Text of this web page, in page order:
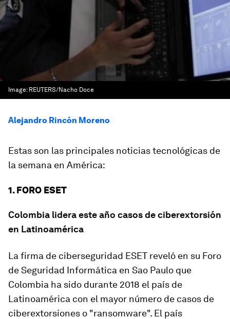
Image: REUTERS/Nacho Doce
Alejandro Rincón Moreno
Estas son las principales noticias tecnológicas de
la semana en América:
1. FORO ESET
Colombia lidera este año casos de ciberextorsión
en Latinoamérica
La firma de ciberseguridad ESET reveló en su Foro
de Seguridad Informática en Sao Paulo que
Colombia ha sido durante 2018 el país de
Latinoamérica con el mayor número de casos de
ciberextorsiones o "ransomware". El país